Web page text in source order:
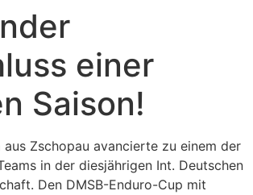
einer
Saison!
aus Zschopau avancierte zu einem der
in der diesjährigen Int. Deutschen
Den DMSB-Enduro-Cup mit